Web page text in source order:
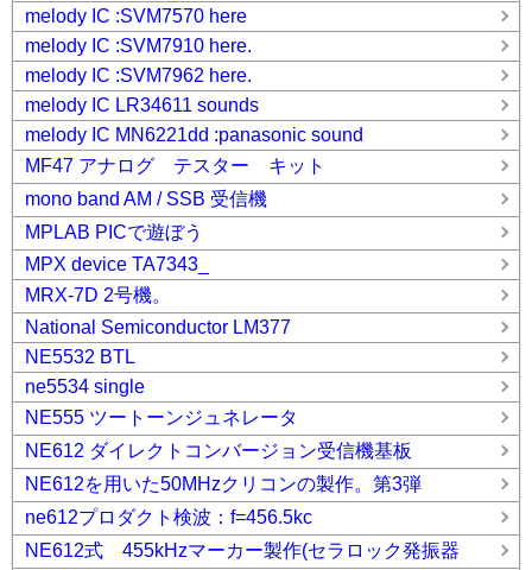
melody IC :SVM7570 here
melody IC :SVM7910 here.
melody IC :SVM7962 here.
melody IC LR34611 sounds
melody IC MN6221dd :panasonic sound
MF47 アナログ テスター キット
mono band AM / SSB 受信機
MPLAB PICで遊ぼう
MPX device TA7343_
MRX-7D 2号機。
National Semiconductor LM377
NE5532 BTL
ne5534 single
NE555 ツートーンジュネレータ
NE612 ダイレクトコンバージョン受信機基板
NE612を用いた50MHzクリコンの製作。第3弾
ne612プロダクト検波：f=456.5kc
NE612式 455kHzマーカー製作(セラロック発振器